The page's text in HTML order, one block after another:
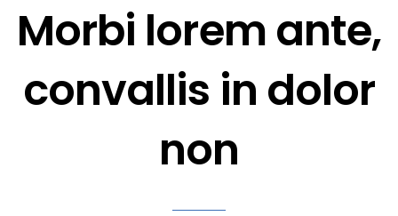
Morbi lorem ante,
convallis in dolor
non